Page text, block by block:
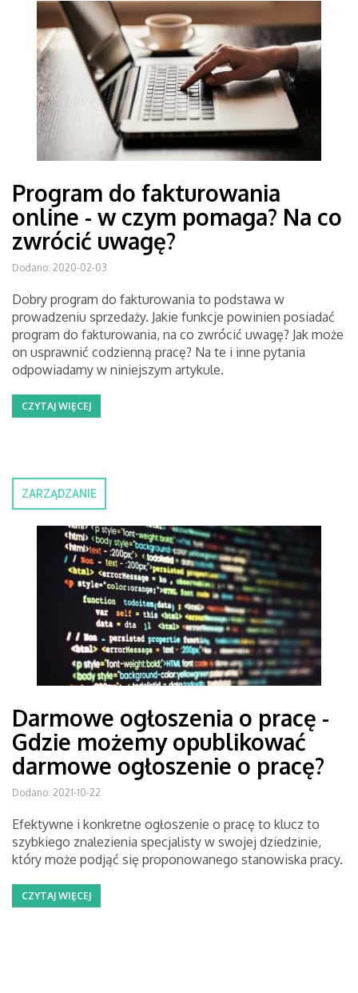
Program do fakturowania
online - w czym pomaga? Na co
zwrócić uwagę?
Dodano: 2020-02-03
Dobry program do fakturowania to podstawa w
prowadzeniu sprzedaży. Jakie funkcje powinien posiadać
program do fakturowania, na co zwrócić uwagę? Jak może
on usprawnić codzienną pracę? Na te i inne pytania
odpowiadamy w niniejszym artykule.
CZYTAJ WIĘCEJ
ZARZĄDZANIE
Darmowe ogłoszenia o pracę -
Gdzie możemy opublikować
darmowe ogłoszenie o pracę?
Dodano: 2021-10-22
Efektywne i konkretne ogłoszenie o pracę to klucz to
szybkiego znalezienia specjalisty w swojej dziedzinie,
który może podjąć się proponowanego stanowiska pracy.
CZYTAJ WIĘCEJ